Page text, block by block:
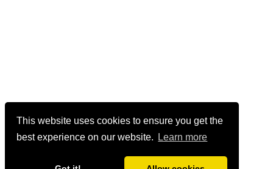
This website uses cookies to ensure you get the
best experience on our website.
Learn more